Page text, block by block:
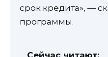
срок кредита», —
программы.